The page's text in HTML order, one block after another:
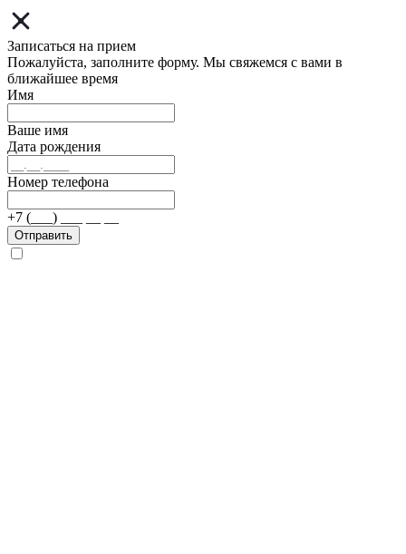
Записаться на прием
Пожалуйста, заполните форму. Мы свяжемся с вами в
ближайшее время
Имя
Ваше имя
Дата рождения
Номер телефона
+7 (___) ___ __ __
Отправить